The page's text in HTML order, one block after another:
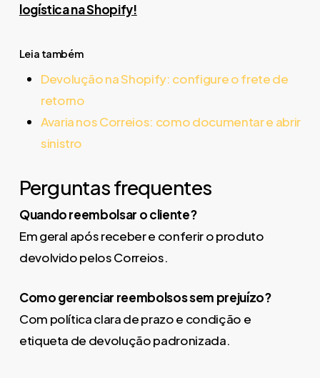
logística na Shopify!
Leia também
Devolução na Shopify: configure o frete de
retorno
Avaria nos Correios: como documentar e abrir
sinistro
Perguntas frequentes
Quando reembolsar o cliente?
Em geral após receber e conferir o produto
devolvido pelos Correios.
Como gerenciar reembolsos sem prejuízo?
Com política clara de prazo e condição e
etiqueta de devolução padronizada.